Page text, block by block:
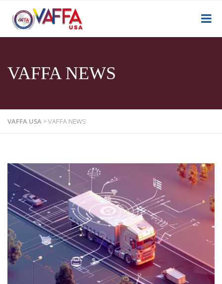
VAFFA NEWS
VAFFA USA>VAFFA NEWS